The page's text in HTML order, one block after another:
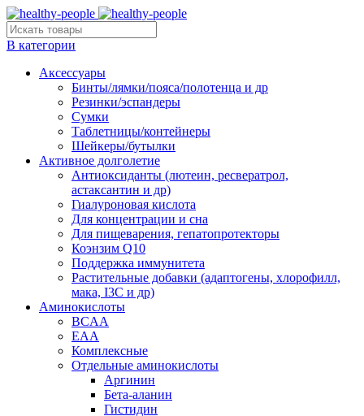
В категории
Аксессуары
Бинты/лямки/пояса/полотенца и др
Резинки/эспандеры
Сумки
Таблетницы/контейнеры
Шейкеры/бутылки
Активное долголетие
Антиоксиданты (лютеин, ресвератрол,
астаксантин и др)
Гиалуроновая кислота
Для концентрации и сна
Для пищеварения, гепатопротекторы
Коэнзим Q10
Поддержка иммунитета
Растительные добавки (адаптогены, хлорофилл,
мака, I3C и др)
Аминокислоты
BCAA
EAA
Комплексные
Отдельные аминокислоты
Аргинин
Бета-аланин
Гистидин